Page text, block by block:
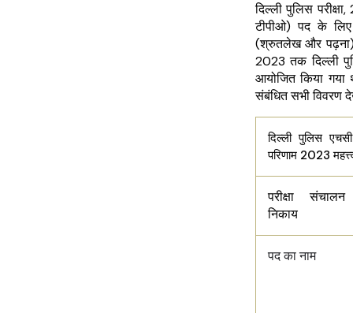
दिल्ली पुलिस
टीपीओ) पद के लिए
(श्रुतलेख और
2023 तक दिल्ली
आयोजित किया
संबंधित सभी विवरण
दिल्ली पुलिस
परिणाम 2023
परीक्षा संचालन
निकाय
पद का नाम